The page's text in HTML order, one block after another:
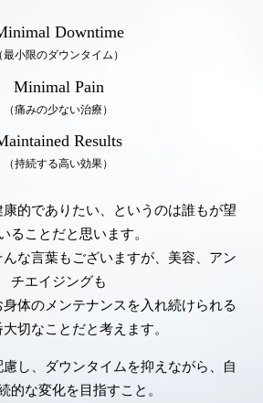
Downtime
（最小限のダウンタイム）
Minimal Pain
（痛みの少ない治療）
Results
（持続する高い効果）
的でありたい、というのは誰もが望
ることだと思います。
んな言葉もございますが、美容、アン
チエイジングも
体のメンテナンスを入れ続けられる
切なことだと考えます。
し、ダウンタイムを抑えながら、自
的な変化を目指すこと。